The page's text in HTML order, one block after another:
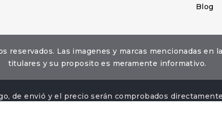
Blog
reservados. Las imagenes y marcas mencionadas
titulares y su proposito es meramente informativo.
de envió y el precio serán comprobados